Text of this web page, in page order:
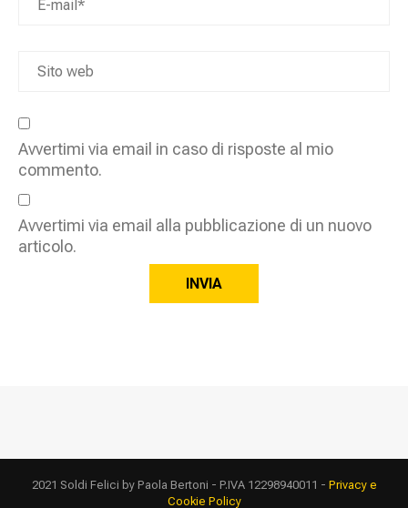
Avvertimi via email in caso di risposte al mio
commento.
Avvertimi via email alla pubblicazione di un nuovo
articolo.
2021 Soldi Felici by Paola Bertoni - P.IVA 12298940011 - Privacy e
Cookie Policy